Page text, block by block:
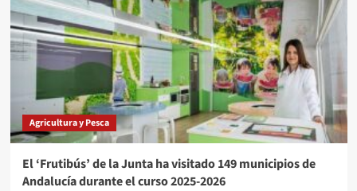
Agricultura y Pesca
El ‘Frutibús’ de la Junta ha visitado 149 municipios de
Andalucía durante el curso 2025-2026